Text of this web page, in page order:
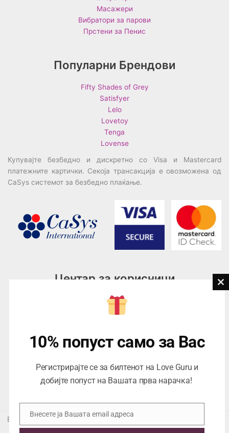
Масажери
Вибратори за парови
Прстени за Пенис
Популарни Брендови
Fifty Shades of Grey
Satisfyer
Lelo
Lovetoy
Tenga
Lovense
Купувајте безбедно и дискретно со Visa и Mastercard
платежните картички. Секоја трансакција е овозможена од
CaSys системот за безбедно плаќање.
Центар за корисници
076945497; 076945498
contact@loveguru.mk
Саб – Нед: 10-18
Еуропеан Траде Дооел Скопје, Варшавска 5/1 -5, 1000 Скопје,
ЕДБ 4057021558024
10% попуст само за Вас
Регистрирајте се за билтенот на Love Guru и
добијте попуст на Вашата прва нарачка!
Email
Внесете ја Вашата email адреса